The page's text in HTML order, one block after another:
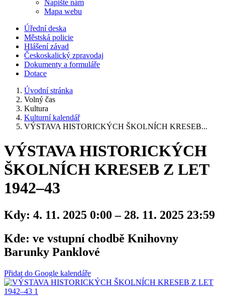
Napište nám
Mapa webu
Úřední deska
Městská policie
Hlášení závad
Českoskalický zpravodaj
Dokumenty a formuláře
Dotace
Úvodní stránka
Volný čas
Kultura
Kulturní kalendář
VÝSTAVA HISTORICKÝCH ŠKOLNÍCH KRESEB...
VÝSTAVA HISTORICKÝCH
ŠKOLNÍCH KRESEB Z LET
1942–43
Kdy: 4. 11. 2025 0:00 – 28. 11. 2025 23:59
Kde: ve vstupní chodbě Knihovny
Barunky Panklové
Přidat do Google kalendáře